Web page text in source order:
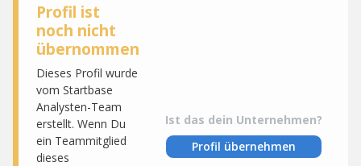
Profil ist
noch nicht
übernommen
Dieses Profil wurde
vom Startbase
Analysten-Team
erstellt. Wenn Du
ein Teammitglied
dieses
Ist das dein Unternehmen?
Profil übernehmen